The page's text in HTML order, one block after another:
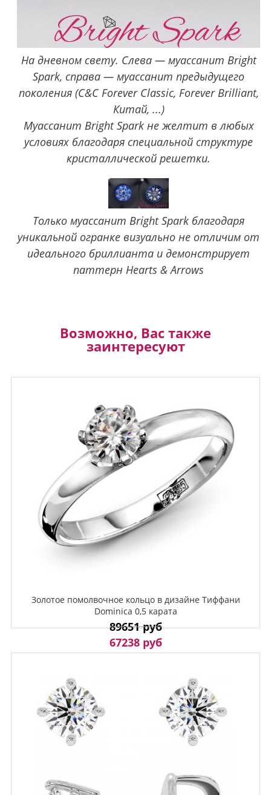
На дневном свету. Слева — муассанит Bright
Spark, справа — муассанит предыдущего
поколения (C&C Forever Classic, Forever Brilliant,
Китай, ...)
Муассанит Bright Spark не желтит в любых
условиях благодаря специальной структуре
кристаллической решетки.
Только муассанит Bright Spark благодаря
уникальной огранке визуально не отличим от
идеального бриллианта и демонстрирует
паттерн Hearts & Arrows
Возможно, Вас также
заинтересуют
Золотое помолвочное кольцо в дизайне Тиффани
Dominica 0,5 карата
89651 руб
67238 руб